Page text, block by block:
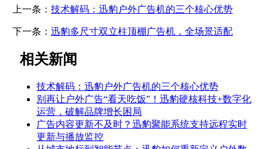
上一条： 技术解码：迅豹户外广告机的三个核心优势
下一条： 迅豹多尺寸双立柱顶棚广告机，全场景适配
相关新闻
技术解码：迅豹户外广告机的三个核心优势
别再让户外广告“看天吃饭”！迅豹硬核科技+数字化
运营，破解品牌增长困局
广告内容更新不及时？迅豹聚能系统支持远程实时
更新与播放监控